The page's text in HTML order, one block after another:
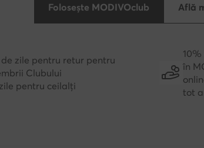
Folosește MODIVOclub Află
zile pentru retur pentru
Clubului
pentru ceilalți
în
tot